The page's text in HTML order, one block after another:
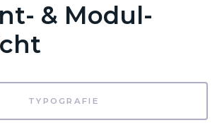
& Modul-
TYPOGRAFIE